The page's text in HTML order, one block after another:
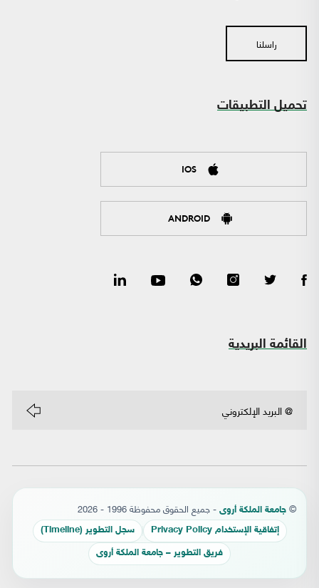
راسلنا
تحميل التطبيقات
IOS
ANDROID
القائمة البريدية
© جامعة الملكة أروى - جميع الحقوق محفوظة 1996 - 2026
إتفاقية الإستخدام Privacy Policy سجل التطوير (Timeline)
فريق التطوير – جامعة الملكة أروى